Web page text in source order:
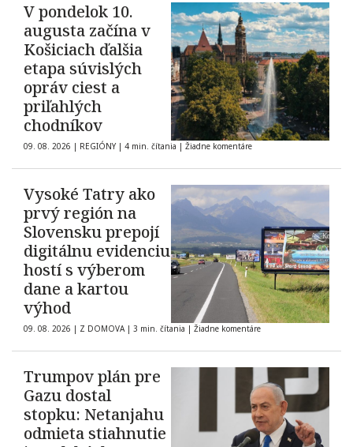
V pondelok 10.
augusta začína v
Košiciach ďalšia
etapa súvislých
opráv ciest a
priľahlých
chodníkov
09. 08. 2026 | REGIÓNY | 4 min. čítania | Žiadne komentáre
Vysoké Tatry ako
prvý región na
Slovensku prepojí
digitálnu evidenciu
hostí s výberom
dane a kartou
výhod
09. 08. 2026 | Z DOMOVA | 3 min. čítania | Žiadne komentáre
Trumpov plán pre
Gazu dostal
stopku: Netanjahu
odmieta stiahnutie